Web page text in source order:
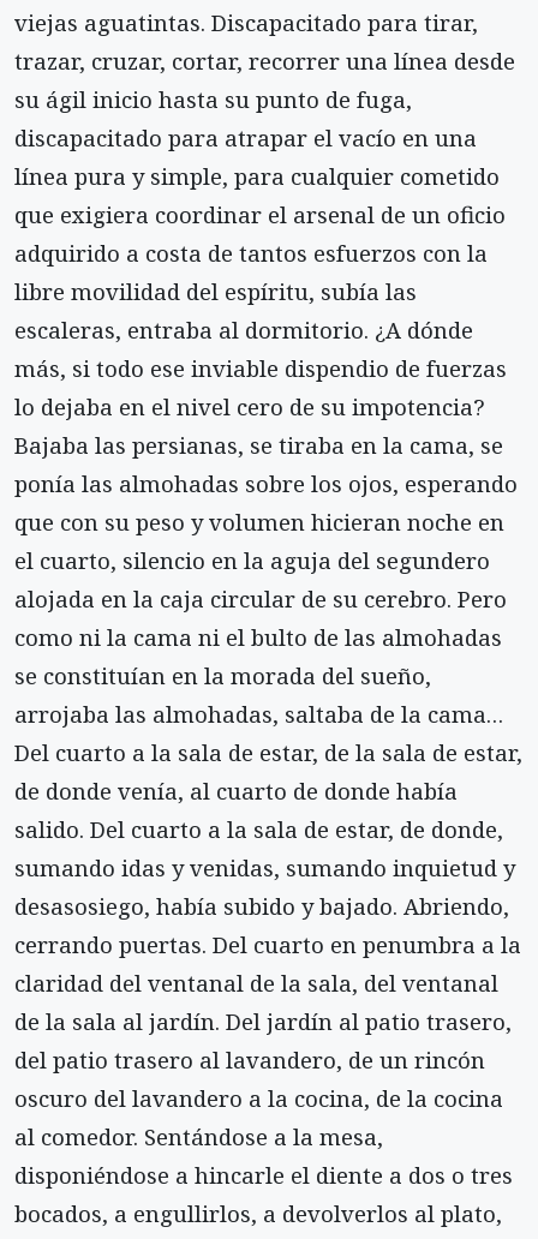
viejas aguatintas. Discapacitado para tirar,
trazar, cruzar, cortar, recorrer una línea desde
su ágil inicio hasta su punto de fuga,
discapacitado para atrapar el vacío en una
línea pura y simple, para cualquier cometido
que exigiera coordinar el arsenal de un oficio
adquirido a costa de tantos esfuerzos con la
libre movilidad del espíritu, subía las
escaleras, entraba al dormitorio. ¿A dónde
más, si todo ese inviable dispendio de fuerzas
lo dejaba en el nivel cero de su impotencia?
Bajaba las persianas, se tiraba en la cama, se
ponía las almohadas sobre los ojos, esperando
que con su peso y volumen hicieran noche en
el cuarto, silencio en la aguja del segundero
alojada en la caja circular de su cerebro. Pero
como ni la cama ni el bulto de las almohadas
se constituían en la morada del sueño,
arrojaba las almohadas, saltaba de la cama…
Del cuarto a la sala de estar, de la sala de estar,
de donde venía, al cuarto de donde había
salido. Del cuarto a la sala de estar, de donde,
sumando idas y venidas, sumando inquietud y
desasosiego, había subido y bajado. Abriendo,
cerrando puertas. Del cuarto en penumbra a la
claridad del ventanal de la sala, del ventanal
de la sala al jardín. Del jardín al patio trasero,
del patio trasero al lavandero, de un rincón
oscuro del lavandero a la cocina, de la cocina
al comedor. Sentándose a la mesa,
disponiéndose a hincarle el diente a dos o tres
bocados, a engullirlos, a devolverlos al plato,